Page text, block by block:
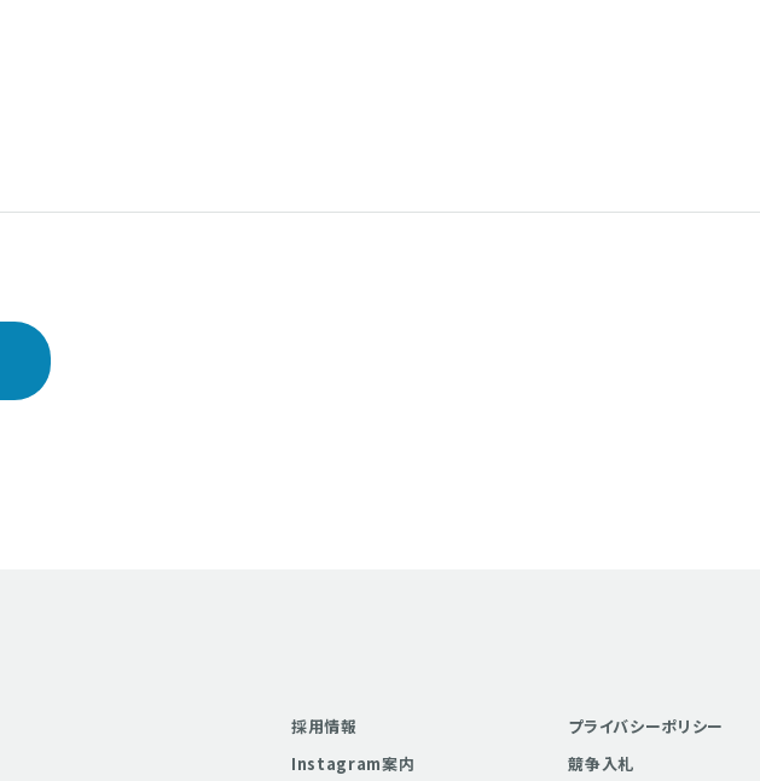
採用情報
Instagram案内
プライバシーポリシー
競争入札